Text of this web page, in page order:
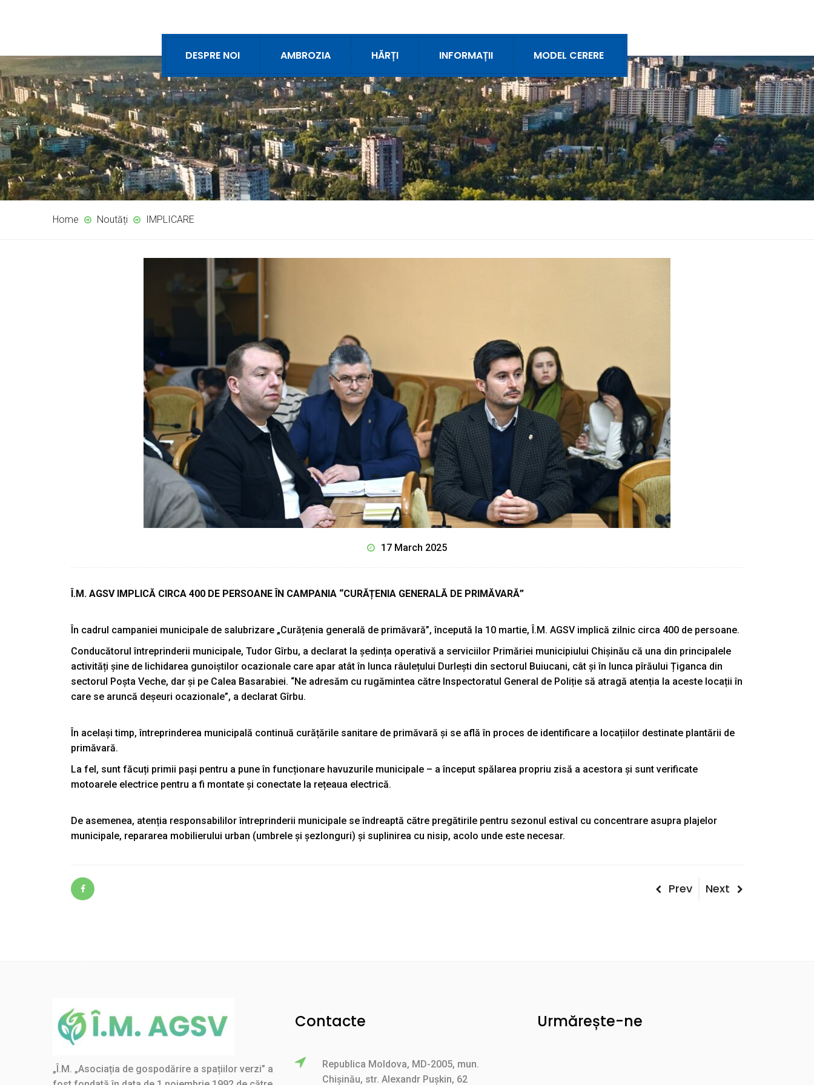
DESPRE NOI AMBROZIA HĂRȚI INFORMAȚII MODEL CERERE
Home Noutăți IMPLICARE
17 March 2025
Î.M. AGSV IMPLICĂ CIRCA 400 DE PERSOANE ÎN CAMPANIA “CURĂȚENIA GENERALĂ DE PRIMĂVARĂ”
În cadrul campaniei municipale de salubrizare „Curățenia generală de primăvară”, începută la 10 martie, Î.M. AGSV implică zilnic circa 400 de persoane.
Conducătorul întreprinderii municipale, Tudor Gîrbu, a declarat la ședința operativă a serviciilor Primăriei municipiului Chișinău că una din principalele
activități șine de lichidarea gunoiștilor ocazionale care apar atât în lunca râulețului Durlești din sectorul Buiucani, cât și în lunca pîrăului Țiganca din
sectorul Poșta Veche, dar și pe Calea Basarabiei. “Ne adresăm cu rugămintea către Inspectoratul General de Poliție să atragă atenția la aceste locații în
care se aruncă deșeuri ocazionale”, a declarat Gîrbu.
În același timp, întreprinderea municipală continuă curățările sanitare de primăvară și se află în proces de identificare a locațiilor destinate plantării de
primăvară.
La fel, sunt făcuți primii pași pentru a pune în funcționare havuzurile municipale – a început spălarea propriu zisă a acestora și sunt verificate
motoarele electrice pentru a fi montate și conectate la rețeaua electrică.
De asemenea, atenția responsabililor întreprinderii municipale se îndreaptă către pregătirile pentru sezonul estival cu concentrare asupra plajelor
municipale, repararea mobilierului urban (umbrele și șezlonguri) și suplinirea cu nisip, acolo unde este necesar.
Post
Previous
Prev
Next
Next
„Î.M. „Asociația de gospodărire a spațiilor verzi” a
Contacte
Republica Moldova, MD-2005, mun.
Chișinău, str. Alexandr Pușkin, 62
Urmărește-ne